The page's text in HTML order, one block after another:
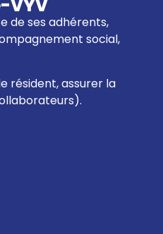
VYV
de ses adhérents,
social,
résident, assurer la